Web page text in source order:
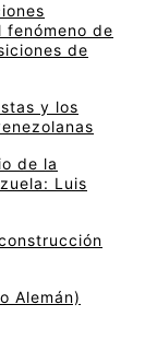
de
de
y los
de la
Luis
Alemán)